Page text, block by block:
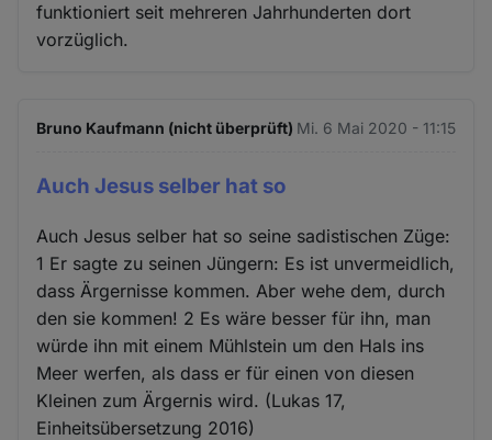
funktioniert seit mehreren Jahrhunderten dort
vorzüglich.
Bruno Kaufmann (nicht überprüft) Mi. 6 Mai 2020 - 11:15
Auch Jesus selber hat so
Auch Jesus selber hat so seine sadistischen Züge:
1 Er sagte zu seinen Jüngern: Es ist unvermeidlich,
dass Ärgernisse kommen. Aber wehe dem, durch
den sie kommen! 2 Es wäre besser für ihn, man
würde ihn mit einem Mühlstein um den Hals ins
Meer werfen, als dass er für einen von diesen
Kleinen zum Ärgernis wird. (Lukas 17,
Einheitsübersetzung 2016)